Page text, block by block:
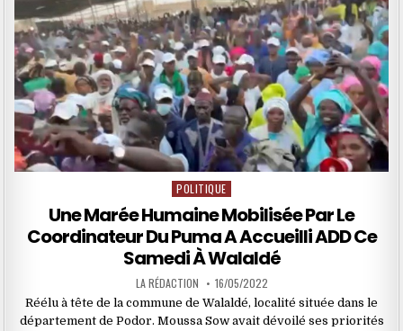
Posted
POLITIQUE
Une Marée Humaine Mobilisée Par Le
Coordinateur Du Puma A Accueilli ADD Ce
Samedi À Walaldé
LA RÉDACTION 16/05/2022
Réélu à tête de la commune de Walaldé, localité située dans le
département de Podor. Moussa Sow avait dévoilé ses priorités